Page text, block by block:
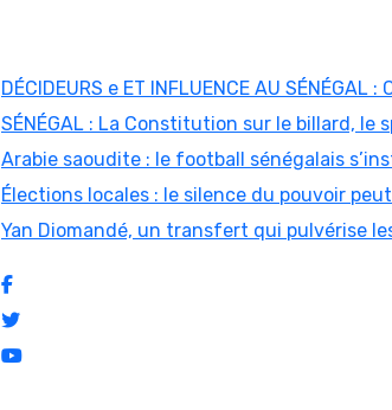
DÉCIDEURS e ET INFLUENCE AU
SÉNÉGAL : La Constitution sur le billard,
Arabie saoudite : le football sénégalais
Élections locales : le silence du pouvoir
Yan Diomandé, un transfert qui pulvérise